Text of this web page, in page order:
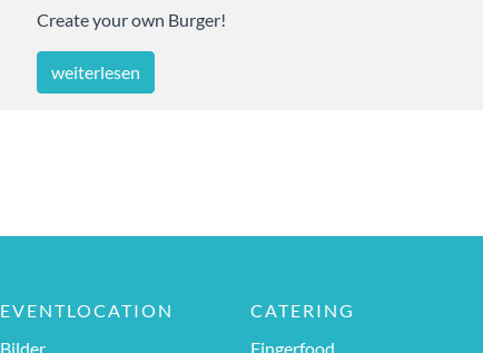
Create your own Burger!
weiterlesen
EVENTLOCATION
Bilder
CATERING
Fingerfood